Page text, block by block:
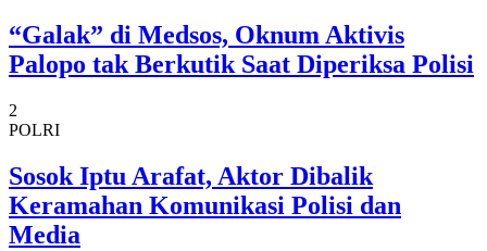
“Galak” di Medsos, Oknum Aktivis
Palopo tak Berkutik Saat Diperiksa Polisi
2
POLRI
Sosok Iptu Arafat, Aktor Dibalik
Keramahan Komunikasi Polisi dan
Media